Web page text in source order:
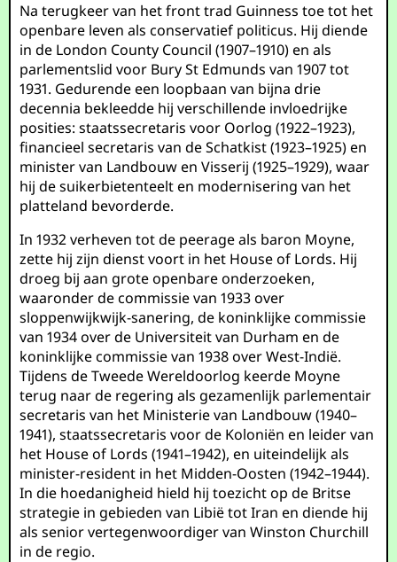
Na terugkeer van het front trad Guinness toe tot het
openbare leven als conservatief politicus. Hij diende
in de London County Council (1907–1910) en als
parlementslid voor Bury St Edmunds van 1907 tot
1931. Gedurende een loopbaan van bijna drie
decennia bekleedde hij verschillende invloedrijke
posities: staatssecretaris voor Oorlog (1922–1923),
financieel secretaris van de Schatkist (1923–1925) en
minister van Landbouw en Visserij (1925–1929), waar
hij de suikerbietenteelt en modernisering van het
platteland bevorderde.
In 1932 verheven tot de peerage als baron Moyne,
zette hij zijn dienst voort in het House of Lords. Hij
droeg bij aan grote openbare onderzoeken,
waaronder de commissie van 1933 over
sloppenwijkwijk-sanering, de koninklijke commissie
van 1934 over de Universiteit van Durham en de
koninklijke commissie van 1938 over West-Indië.
Tijdens de Tweede Wereldoorlog keerde Moyne
terug naar de regering als gezamenlijk parlementair
secretaris van het Ministerie van Landbouw (1940–
1941), staatssecretaris voor de Koloniën en leider van
het House of Lords (1941–1942), en uiteindelijk als
minister-resident in het Midden-Oosten (1942–1944).
In die hoedanigheid hield hij toezicht op de Britse
strategie in gebieden van Libië tot Iran en diende hij
als senior vertegenwoordiger van Winston Churchill
in de regio.